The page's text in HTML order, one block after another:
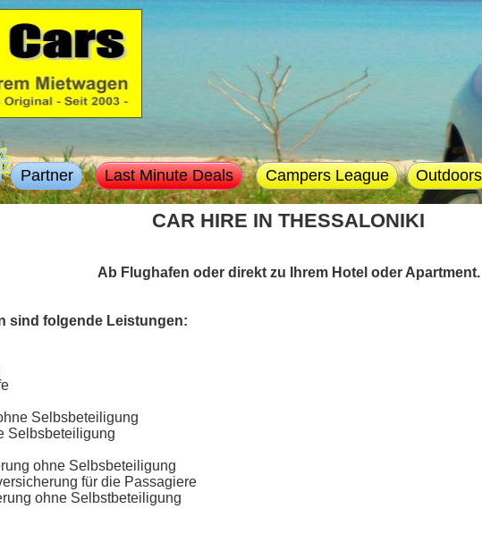
Partner Last Minute Deals Campers League Outdoors
CAR HIRE IN THESSALONIKI
Ab Flughafen oder direkt zu Ihrem Hotel oder Apartment.
sind folgende Leistungen:
Selbsbeteiligung
Selbsbeteiligung
ohne Selbsbeteiligung
für die Passagiere
ohne Selbstbeteiligung